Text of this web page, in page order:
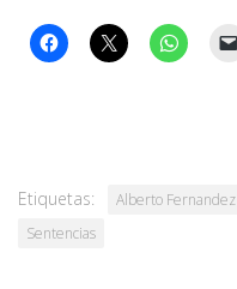
Etiquetas: Alberto Fernandez
Sentencias